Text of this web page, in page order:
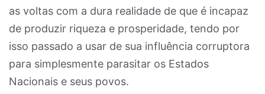
as voltas com a dura realidade de que é incapaz
de produzir riqueza e prosperidade, tendo por
isso passado a usar de sua influência corruptora
para simplesmente parasitar os Estados
Nacionais e seus povos.